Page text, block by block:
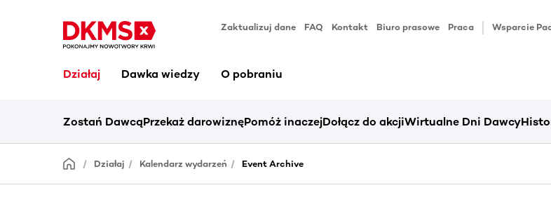
Zaktualizuj dane FAQ Kontakt Biuro prasowe Praca Wsparcie
Działaj Dawka wiedzy O pobraniu
Zostań DawcąPrzekaż darowiznęPomóż inaczejDołącz do akcjiWirtualne Dni Dawcy
Działaj Kalendarz wydarzeń Event Archive